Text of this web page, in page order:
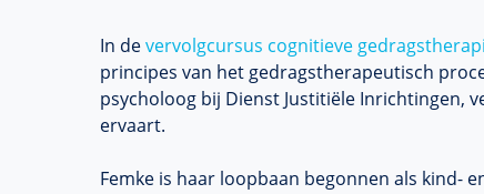
In devervolgcursus cognitieve
principes van het gedragstherapeutisch
psycholoog bij Dienst Justitiële Inrichtingen,
ervaart.
Femke is haar loopbaan begonnen als kind-